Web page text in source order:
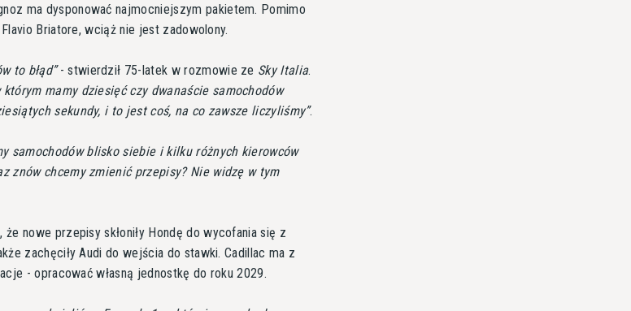
ma dysponować najmocniejszym pakietem. Pomimo
Briatore, wciąż nie jest zadowolony.
to błąd - stwierdził 75-latek w rozmowie ze Sky Italia.
mamy dziesięć czy dwanaście samochodów
sekundy, i to jest coś, na co zawsze liczyliśmy .
samochodów blisko siebie i kilku różnych kierowców
znów chcemy zmienić przepisy? Nie widzę w tym
nowe przepisy skłoniły Hondę do wycofania się z
zachęciły Audi do wejścia do stawki. Cadillac ma z
- opracować własną jednostkę do roku 2029.